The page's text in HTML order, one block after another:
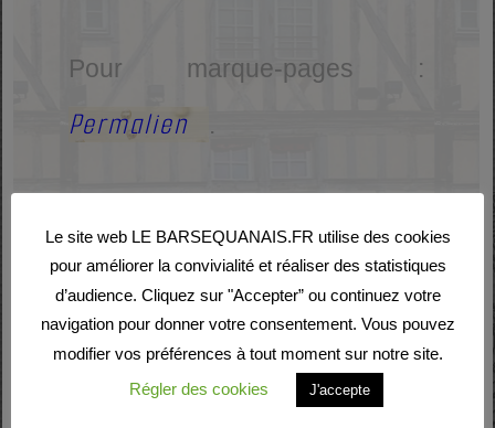
Pour marque-pages :
Permalien .
Laisser un commentaire
Votre adresse e-mail ne
sera pas publiée.
Les
Le site web LE BARSEQUANAIS.FR utilise des cookies
pour améliorer la convivialité et réaliser des statistiques
d’audience. Cliquez sur "Accepter” ou continuez votre
navigation pour donner votre consentement. Vous pouvez
modifier vos préférences à tout moment sur notre site.
Régler des cookies
J'accepte